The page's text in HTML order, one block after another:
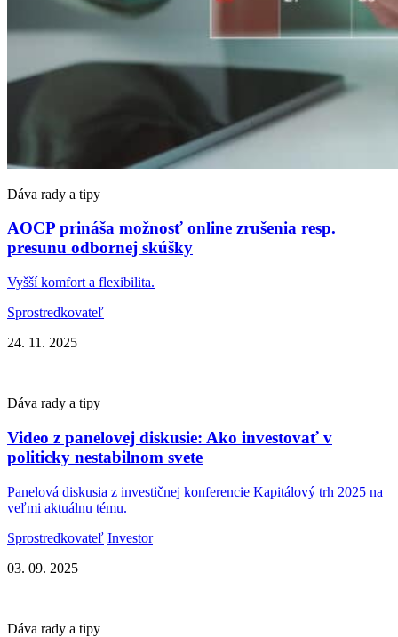
Dáva rady a tipy
AOCP prináša možnosť online zrušenia resp.
presunu odbornej skúšky
Vyšší komfort a flexibilita.
Sprostredkovateľ
24. 11. 2025
Dáva rady a tipy
Video z panelovej diskusie: Ako investovať v
politicky nestabilnom svete
Panelová diskusia z investičnej konferencie Kapitálový trh 2025 na
veľmi aktuálnu tému.
Sprostredkovateľ Investor
03. 09. 2025
Dáva rady a tipy